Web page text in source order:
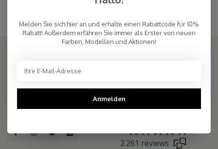
COSY & CHIC - Luxe, basic sjaals van natuurlijke materialen in vele
kleuren/Luxury basic scarves made of high quality natural yarns
2.261 reviews
Melden Sie sich hier an und erhalte einen Rabattcode für 10%
Rabatt! Außerdem erfähren Sie immer als Erster von neuen
Farben, Modellen und Aktionen!
Anmelden